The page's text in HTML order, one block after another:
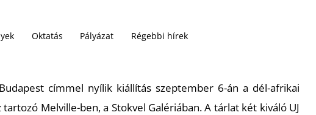
Oktatás Pályázat Régebbi hírek
címmel nyílik kiállítás szeptember 6-án a dél-afrikai
tartozó Melville-ben, a Stokvel Galériában. A tárlat két kiváló UJ